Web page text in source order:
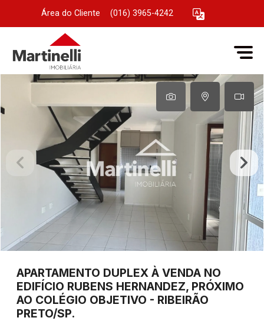
Área do Cliente (016) 3965-4242
APARTAMENTO DUPLEX À VENDA NO
EDIFÍCIO RUBENS HERNANDEZ, PRÓXIMO
AO COLÉGIO OBJETIVO - RIBEIRÃO
PRETO/SP.